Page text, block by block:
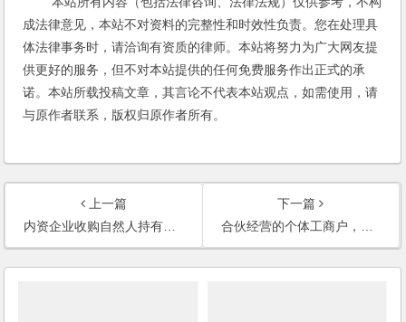
成法律意见，本站不对资料的完整性和时效性负责。您在处理具
体法律事务时，请洽询有资质的律师。本站将努力为广大网友提
供更好的服务，但不对本站提供的任何免费服务作出正式的承
诺。本站所载投稿文章，其言论不代表本站观点，如需使用，请
与原作者联系，版权归原作者所有。
上一篇
内资企业收购自然人持有的某外资企业股份，手续怎样办理？协议需要公证吗？
下一篇
合伙经营的个体工商户，如何拆伙？